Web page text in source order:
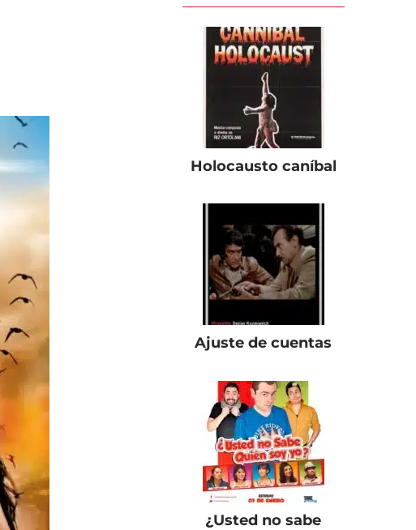
Holocausto caníbal
Ajuste de cuentas
¿Usted no sabe